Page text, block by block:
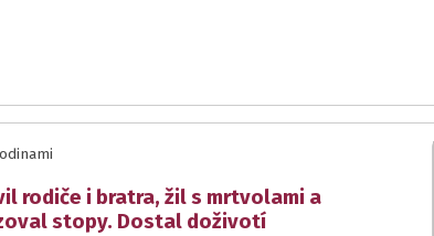
rodiče i bratra, žil s mrtvolami a
stopy. Dostal doživotí